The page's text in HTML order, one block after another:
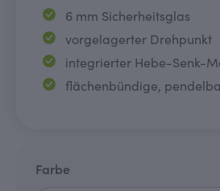
6 mm Sicherheitsglas
vorgelagerter Drehpunkt
integrierter Hebe-Senk-
flächenbündige,
Farbe